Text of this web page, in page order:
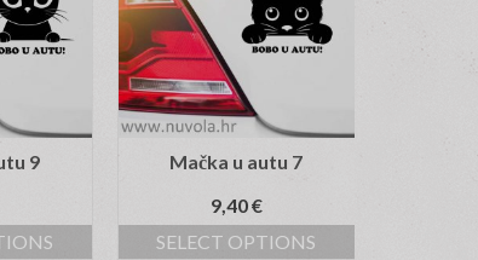
9
Mačka u autu 7
9,40€
SELECT OPTIONS